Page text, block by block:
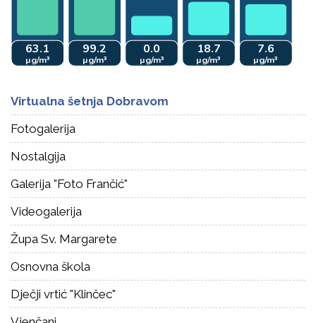
Virtualna šetnja Dobravom
Fotogalerija
Nostalgija
Galerija "Foto Frančić"
Videogalerija
Župa Sv. Margarete
Osnovna škola
Dječji vrtić "Klinčec"